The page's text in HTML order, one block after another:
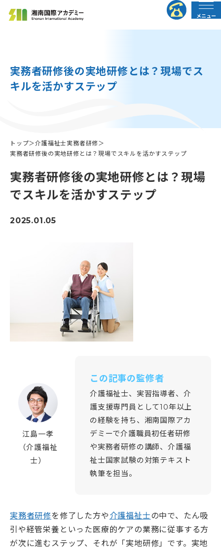
メニュー
トップページ
介護福祉士実務者研修
介護福祉士受験対策講座
介護福祉士受験対策講座
神奈川県委託「障害福祉分野マッチング支援事業」
海老名市委託事業「受講料0円」介護職員初任者研修
綾瀬市委託事業「受講料0円」介護職員初任者研修
伊勢原市社会福祉協議会委託事業「通学コース」介護職員初
介護に関する入門的研修 -通学講座-
認知症介護基礎研修 (相模原市)
認知症介護基礎研修 (横浜市)
認知症介護実践者研修
認知症介護実践リーダー研修
同行援護従業者養成研修(一般課程)
全身性障害者ガイドヘルパー養成研修
実務者研修教員講習会
介護事業所向け研修
ワンコインイングリッシュ
介護職のねんりんセミナー
ケアマネジャー（介護支援専門員）
横浜馬車道関内校
横浜みなとみらいサテライト校
伊勢原会場（伊勢原市社会福祉協議会主催 当校講師派遣受
託事業）
東京都
東京校【開校準備中】
埼玉県
埼玉校【開校準備中】
静岡県
給付金・助成金について
キャンペーン一覧
お知らせ
活動報告
初めての方へ
初めての方へトップ
湘南国際アカデミーとは?
スタッフ紹介
神奈川県のおすすめ資格
介護職を目指すあなたへ
選ばれる理由
受講生・修了生サポート
よくある質問（受講生向け）
医療的ケア予約システム
介護福祉士向け総合サポート
介護職仲間づくりプロジェクト
就職・転職サポート
実務者研修後の実地研修とは？現場でス
キルを活かすステップ
トップ＞介護福祉士実務者研修＞
実務者研修後の実地研修とは？現場でスキルを活かすステップ
実務者研修後の実地研修とは？現場
でスキルを活かすステップ
2025.01.05
江島一孝
（介護福祉
士）
この記事の監修者
介護福祉士、実習指導者、介
護支援専門員として10年以上
の経験を持ち、湘南国際アカ
デミーで介護職員初任者研修
や実務者研修の講師、介護福
祉士国家試験の対策テキスト
執筆を担当。
実務者研修を修了した方や 介護福祉士の中で、たん吸
引や経管栄養といった医療的ケアの業務に従事する方
が次に進むステップ、それが「実地研修」です。実地